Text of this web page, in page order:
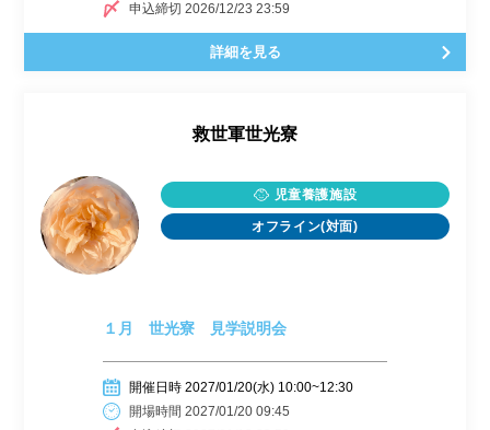
申込締切 2026/12/23 23:59
詳細を見る
救世軍世光寮
児童養護施設
オフライン(対面)
１月 世光寮 見学説明会
開催日時 2027/01/20(水) 10:00~12:30
開場時間 2027/01/20 09:45